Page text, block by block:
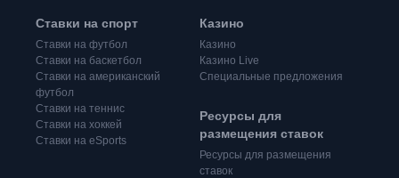
Ставки на спорт
Ставки на футбол
Ставки на баскетбол
Ставки на американский
футбол
Ставки на теннис
Ставки на хоккей
Ставки на eSports
Казино
Казино
Казино Live
Специальные предложения
Ресурсы для
размещения ставок
Ресурсы для размещения
ставок